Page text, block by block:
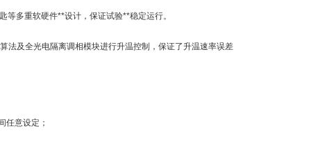
多重软硬件**设计，保证试验**稳定运行。
及全光电隔离调相模块进行升温控制，保证了升温速率误差
意设定；